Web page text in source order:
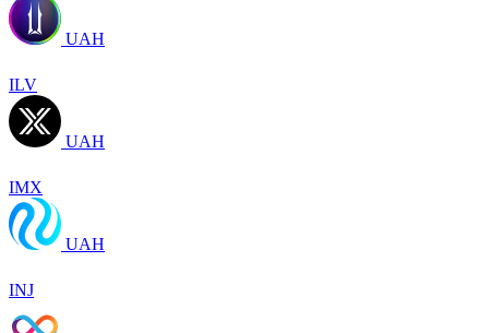
UAH
ILV
UAH
IMX
UAH
INJ